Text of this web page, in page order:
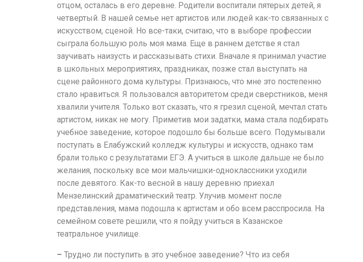
отцом, осталась в его деревне. Родители воспитали пятерых детей, я
четвертый. В нашей семье нет артистов или людей как-то связанных с
искусством, сценой. Но все-таки, считаю, что в выборе профессии
сыграла большую роль моя мама. Еще в раннем детстве я стал
заучивать наизусть и рассказывать стихи. Вначале я принимал участие
в школьных мероприятиях, праздниках, позже стал выступать на
сцене районного дома культуры. Признаюсь, что мне это постепенно
стало нравиться. Я пользовался авторитетом среди сверстников, меня
хвалили учителя. Только вот сказать, что я грезил сценой, мечтал стать
артистом, никак не могу. Приметив мои задатки, мама стала подбирать
учебное заведение, которое подошло бы больше всего. Подумывали
поступать в Елабужский колледж культуры и искусств, однако там
брали только с результатами ЕГЭ. А учиться в школе дальше не было
желания, поскольку все мои мальчишки-одноклассники уходили
после девятого. Как-то весной в нашу деревню приехал
Мензелинский драматический театр. Улучив момент после
представления, мама подошла к артистам и обо всем расспросила. На
семейном совете решили, что я пойду учиться в Казанское
театральное училище.
– Трудно ли поступить в это учебное заведение? Что из себя